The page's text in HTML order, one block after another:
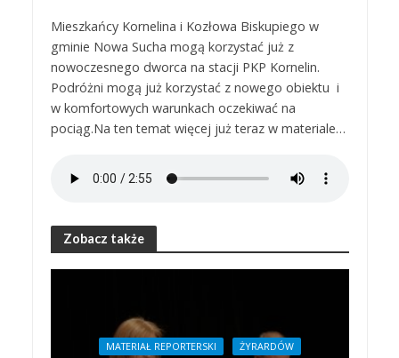
Mieszkańcy Kornelina i Kozłowa Biskupiego w
gminie Nowa Sucha mogą korzystać już z
nowoczesnego dworca na stacji PKP Kornelin.
Podróżni mogą już korzystać z nowego obiektu i
w komfortowych warunkach oczekiwać na
pociąg.Na ten temat więcej już teraz w materiale…
Zobacz także
MATERIAŁ REPORTERSKI ŻYRARDÓW